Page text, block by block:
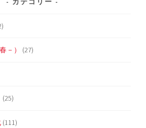
－） (27)
(25)
(111)